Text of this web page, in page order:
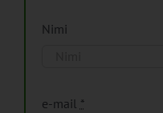
Nimi
e-mail *